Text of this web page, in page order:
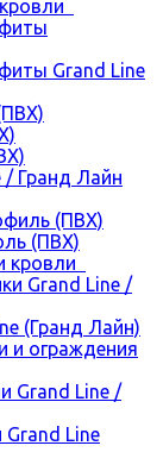
Grand Line
Гранд Лайн
(ПВХ)
(ПВХ)
кровли
Grand Line /
(Гранд Лайн)
и ограждения
Grand Line /
Grand Line